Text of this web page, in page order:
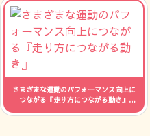
さまざまな運動のパフォーマンス向上に
つながる『走り方につながる動き』